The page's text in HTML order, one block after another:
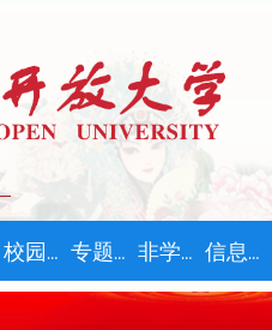
校园文化 专题学习 非学历教育 信息公开